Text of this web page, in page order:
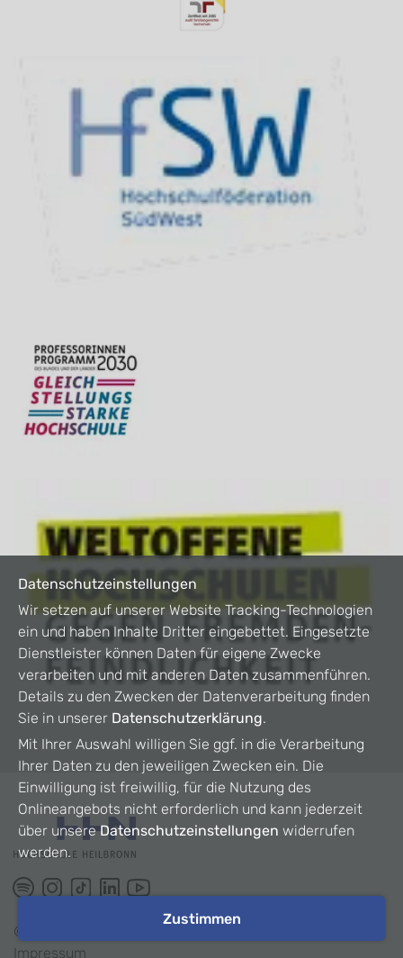
©
Impressum
Datenschutzeinstellungen
Wir setzen auf unserer Website Tracking-Technologien
ein und haben Inhalte Dritter eingebettet. Eingesetzte
Dienstleister können Daten für eigene Zwecke
verarbeiten und mit anderen Daten zusammenführen.
Details zu den Zwecken der Datenverarbeitung finden
Sie in unserer Datenschutzerklärung.
Mit Ihrer Auswahl willigen Sie ggf. in die Verarbeitung
Ihrer Daten zu den jeweiligen Zwecken ein. Die
Einwilligung ist freiwillig, für die Nutzung des
Onlineangebots nicht erforderlich und kann jederzeit
über unsereDatenschutzeinstellungen widerrufen
werden.
Zustimmen